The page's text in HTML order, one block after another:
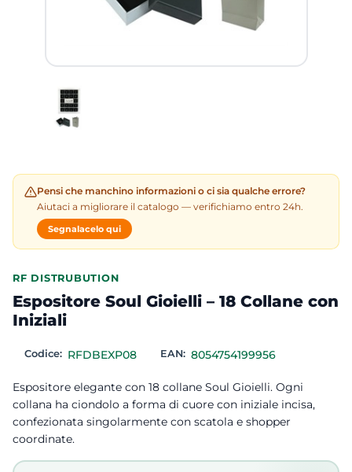
Pensi che manchino informazioni o ci sia qualche errore?
Aiutaci a migliorare il catalogo — verifichiamo entro 24h.
Segnalacelo qui
RF DISTRUBUTION
Espositore Soul Gioielli – 18 Collane con
Iniziali
Codice: RFDBEXP08 EAN: 8054754199956
Espositore elegante con 18 collane Soul Gioielli. Ogni
collana ha ciondolo a forma di cuore con iniziale incisa,
confezionata singolarmente con scatola e shopper
coordinate.